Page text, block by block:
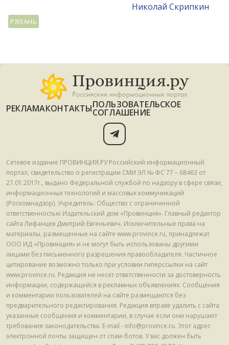
Николай Скрипкин
РЯЗАНЬ
РЕКЛАМАКОНТАКТЫПОЛЬЗОВАТЕЛЬСКОЕ
СОГЛАШЕНИЕ
Сетевое издание ПРОВИНЦИЯ.РУ Российский информационный
портал, свидетельство о регистрации СМИ ЭЛ № ФС 77 – 68463 от
27.01.2017г., выдано Федеральной службой по надзору в сфере связи,
информационных технологий и массовых коммуникаций
(Роскомнадзор). Учредитель: Общество с ограниченной
ответственностью Издательский дом «Провинция». Главный редактор
сайта Лифанцев Дмитрий Евгеньевич. Исключительные права на
материалы, размещенные на сайте www.province.ru, принадлежат
ООО ИД «Провинция» и не могут быть использованы другими
лицами без письменного разрешения правообладателя. Частичное
цитирование возможно только при условии гиперссылки на сайт
www.province.ru. Редакция не несет ответственности за достоверность
информации, содержащейся в рекламных объявлениях. Сообщения
и комментарии пользователей на сайте размещаются без
предварительного редактирования. Редакция вправе удалить с сайта
указанные сообщения и комментарии, в случае если они нарушают
требования законодательства. E-mail - info@province.ru. Этот адрес
электронной почты защищен от спам-ботов. У вас должен быть